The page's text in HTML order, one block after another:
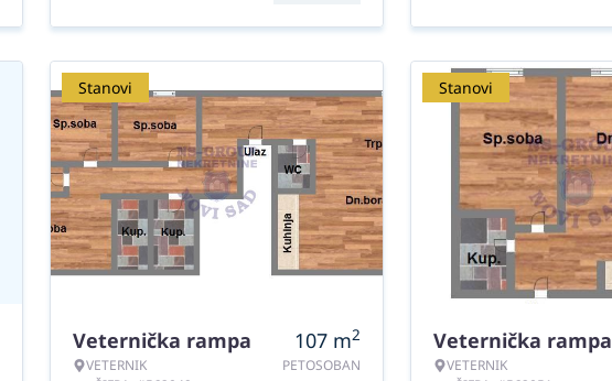
Stanovi
Veternička rampa
VETERNIK
107 m2
PETOSOBAN
Stanovi
Veternička rampa
VETERNIK